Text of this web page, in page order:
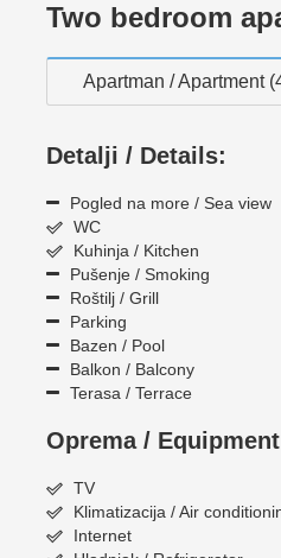
Two bedroom
Apartman / Apartment
Detalji / Details:
Pogled na more / Sea view
WC
Kuhinja / Kitchen
Pušenje / Smoking
Roštilj / Grill
Parking
Bazen / Pool
Balkon / Balcony
Terasa / Terrace
Oprema /
TV
Klimatizacija / Air
Internet